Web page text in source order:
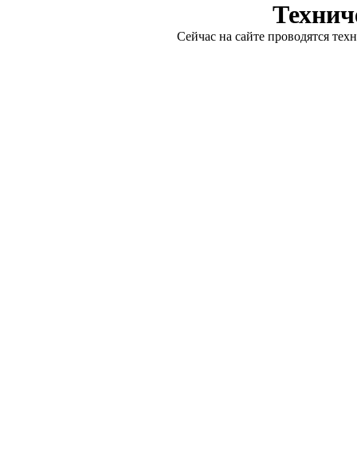
Сейчас на сайте проводятся